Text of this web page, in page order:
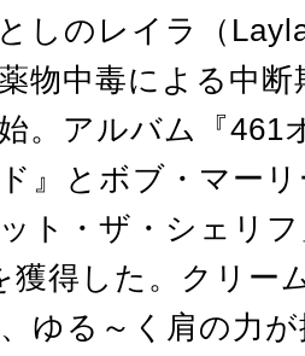
しのレイラ（
物中毒による中
。アルバム『461
』とボブ・マー
ト・ザ・シェリ
獲得した。クリー
ゆる～く肩の力